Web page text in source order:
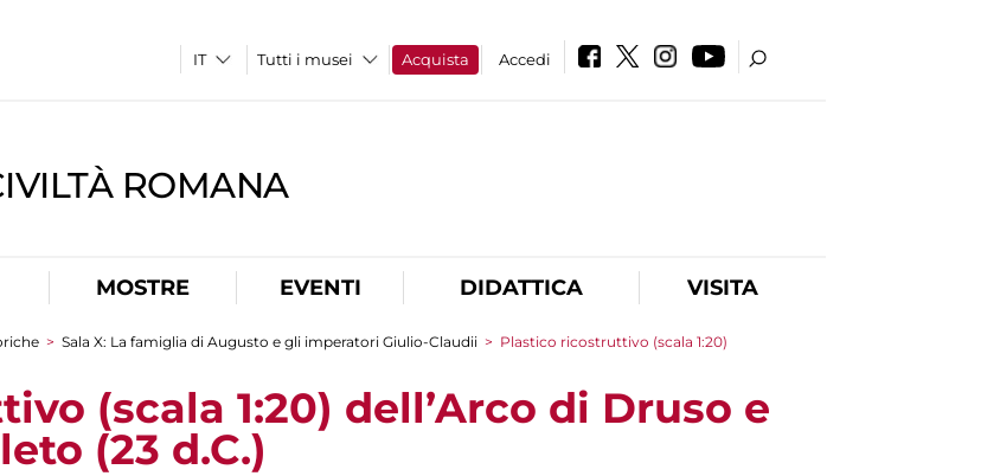
Tutti i musei Acquista Accedi
ROMANA
MOSTRE EVENTI DIDATTICA VISITA
> Sala X: La famiglia di Augusto e gli imperatori Giulio-Claudii > Plastico ricostruttivo (scala 1:20)
(scala 1:20) dell’Arco di Druso e
(23 d.C.)